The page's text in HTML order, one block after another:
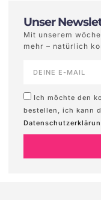
Unser
Mit unserem
mehr – natürlich
Ich möchte den
bestellen, ich kann